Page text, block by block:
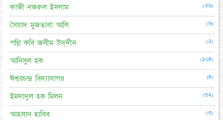
কাজী নজরুল ইসলাম (২৬)
সৈয়াদ মুজতাবা আলি (৬)
পল্লি কবি জসীম উদ্‌দীন (২)
আনিসুল হক (১০৪)
ঈশ্বরচন্দ্র বিদ্যাসাগর (৪)
ইমদাদুল হক মিলন (৩২)
আহসান হাবিব (৩)